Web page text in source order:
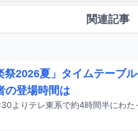
関連記事
祭2026夏」タイムテーブ
の登場時間は